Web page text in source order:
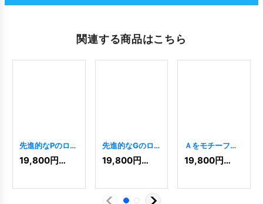
関連する商品はこちら
先進的なPのロゴ
[7599]
19,800円(税込)
先進的なGのロ
ゴ[ 7060]
19,800円(税込)
Ａをモチーフに
した先進的なロ
ゴ [6 ]
19,800円(税込)